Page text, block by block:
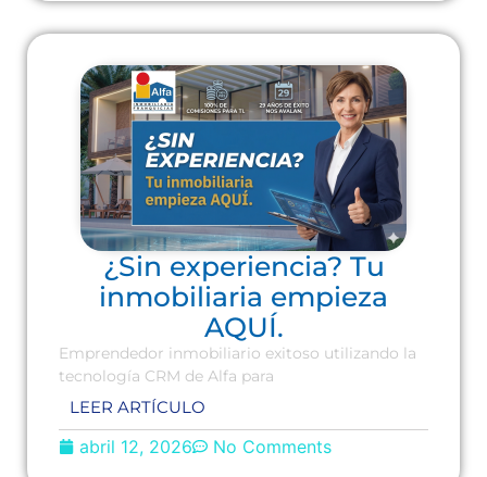
¿Sin experiencia? Tu
inmobiliaria empieza
AQUÍ.
Emprendedor inmobiliario exitoso utilizando la
tecnología CRM de Alfa para
LEER ARTÍCULO
abril 12, 2026 No Comments